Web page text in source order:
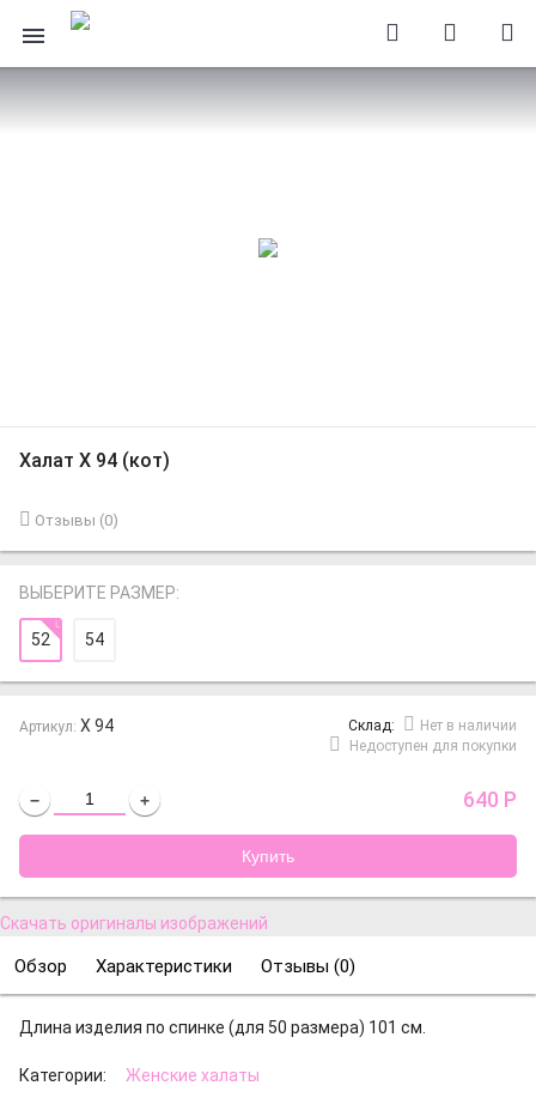
Халат Х 94 (кот)
Отзывы (0)
ВЫБЕРИТЕ РАЗМЕР:
52 54
Артикул: Х 94 Cклад:
Нет в наличии
Недоступен для покупки
− + 640 Р
Скачать оригиналы изображений
Обзор Характеристики Отзывы (0)
Длина изделия по спинке (для 50 размера) 101 см.
Категории: Женские халаты